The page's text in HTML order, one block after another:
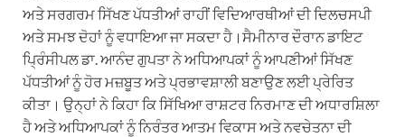
ਅਤੇ ਸਰਗਰਮ ਸਿੱਖਣ ਪੱਧਤੀਆਂ ਰਾਹੀਂ ਵਿਦਿਆਰਥੀਆਂ ਦੀ ਦਿਲਚਸਪੀ
ਅਤੇ ਸਮਝ ਦੋਹਾਂ ਨੂੰ ਵਧਾਇਆ ਜਾ ਸਕਦਾ ਹੈ।ਸੈਮੀਨਾਰ ਦੌਰਾਨ ਡਾਇਟ
ਪ੍ਰਿੰਸੀਪਲ ਡਾ. ਆਨੰਦ ਗੁਪਤਾ ਨੇ ਅਧਿਆਪਕਾਂ ਨੂੰ ਆਪਣੀਆਂ ਸਿੱਖਣ
ਪੱਧਤੀਆਂ ਨੂੰ ਹੋਰ ਮਜ਼ਬੂਤ ਅਤੇ ਪ੍ਰਭਾਵਸ਼ਾਲੀ ਬਣਾਉਣ ਲਈ ਪ੍ਰੇਰਿਤ
ਕੀਤਾ। ਉਨ੍ਹਾਂ ਨੇ ਕਿਹਾ ਕਿ ਸਿੱਖਿਆ ਰਾਸ਼ਟਰ ਨਿਰਮਾਣ ਦੀ ਅਧਾਰਸ਼ਿਲਾ
ਹੈ ਅਤੇ ਅਧਿਆਪਕਾਂ ਨੂੰ ਨਿਰੰਤਰ ਆਤਮ ਵਿਕਾਸ ਅਤੇ ਨਵਚੇਤਨਾ ਦੀ